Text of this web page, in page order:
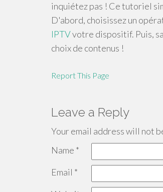
inquiétez pas ! Ce tutoriel
D'abord, choisissez un
IPTVvotre dispositif. Puis,
choix de contenus !
Report This Page
Leave a Reply
Your email address will not
Name *
Email *